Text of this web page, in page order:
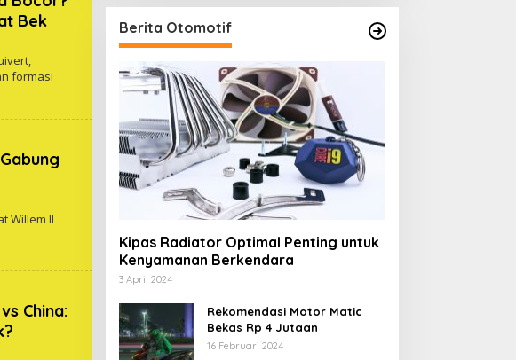
Bek
formasi
Willem II
China:
Berita Otomotif
Kipas Radiator Optimal Penting untuk
Kenyamanan Berkendara
3 April 2024
Rekomendasi Motor Matic
Bekas Rp 4 Jutaan
16 Februari 2024